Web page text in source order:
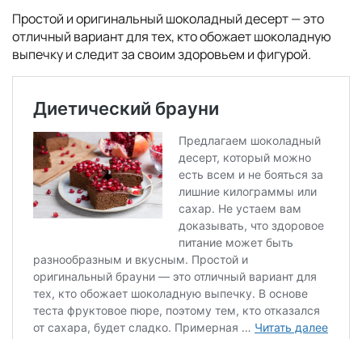
Простой и оригинальный шоколадный десерт — это
отличный вариант для тех, кто обожает шоколадную
выпечку и следит за своим здоровьем и фигурой.